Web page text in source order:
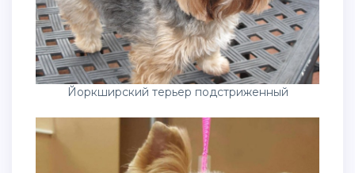
Йоркширский терьер подстриженный